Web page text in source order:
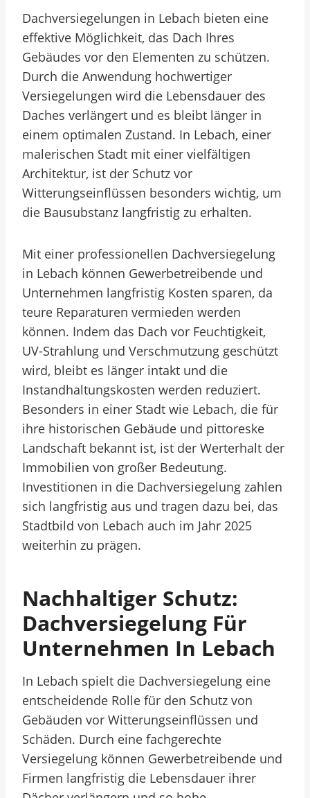
Dachversiegelungen in Lebach bieten eine
effektive Möglichkeit, das Dach Ihres
Gebäudes vor den Elementen zu schützen.
Durch die Anwendung hochwertiger
Versiegelungen wird die Lebensdauer des
Daches verlängert und es bleibt länger in
einem optimalen Zustand. In Lebach, einer
malerischen Stadt mit einer vielfältigen
Architektur, ist der Schutz vor
Witterungseinflüssen besonders wichtig, um
die Bausubstanz langfristig zu erhalten.
Mit einer professionellen Dachversiegelung
in Lebach können Gewerbetreibende und
Unternehmen langfristig Kosten sparen, da
teure Reparaturen vermieden werden
können. Indem das Dach vor Feuchtigkeit,
UV-Strahlung und Verschmutzung geschützt
wird, bleibt es länger intakt und die
Instandhaltungskosten werden reduziert.
Besonders in einer Stadt wie Lebach, die für
ihre historischen Gebäude und pittoreske
Landschaft bekannt ist, ist der Werterhalt der
Immobilien von großer Bedeutung.
Investitionen in die Dachversiegelung zahlen
sich langfristig aus und tragen dazu bei, das
Stadtbild von Lebach auch im Jahr 2025
weiterhin zu prägen.
Nachhaltiger Schutz:
Dachversiegelung Für
Unternehmen In Lebach
In Lebach spielt die Dachversiegelung eine
entscheidende Rolle für den Schutz von
Gebäuden vor Witterungseinflüssen und
Schäden. Durch eine fachgerechte
Versiegelung können Gewerbetreibende und
Firmen langfristig die Lebensdauer ihrer